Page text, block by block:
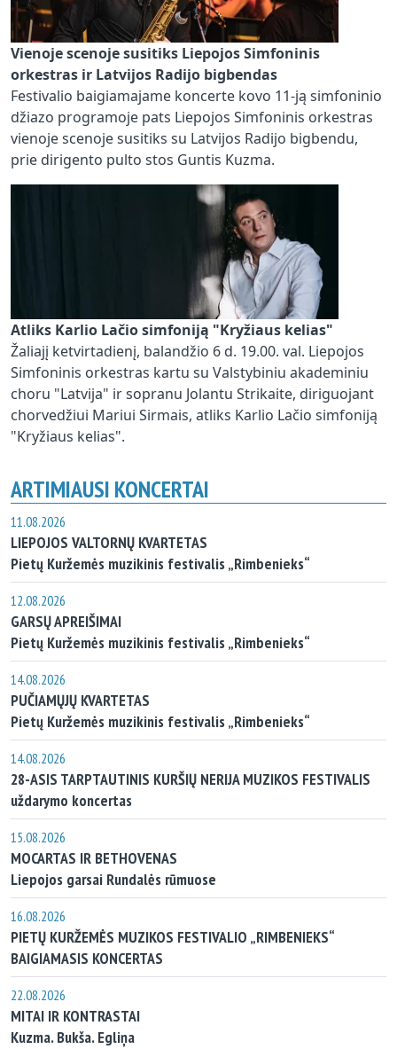
Vienoje scenoje susitiks Liepojos Simfoninis
orkestras ir Latvijos Radijo bigbendas
Festivalio baigiamajame koncerte kovo 11-ją simfoninio
džiazo programoje pats Liepojos Simfoninis orkestras
vienoje scenoje susitiks su Latvijos Radijo bigbendu,
prie dirigento pulto stos Guntis Kuzma.
Atliks Karlio Lačio simfoniją "Kryžiaus kelias"
Žaliajį ketvirtadienį, balandžio 6 d. 19.00. val. Liepojos
Simfoninis orkestras kartu su Valstybiniu akademiniu
choru "Latvija" ir sopranu Jolantu Strikaite, diriguojant
chorvedžiui Mariui Sirmais, atliks Karlio Lačio simfoniją
"Kryžiaus kelias".
ARTIMIAUSI KONCERTAI
11.08.2026
LIEPOJOS VALTORNŲ KVARTETAS
Pietų Kuržemės muzikinis festivalis „Rimbenieks“
12.08.2026
GARSŲ APREIŠIMAI
Pietų Kuržemės muzikinis festivalis „Rimbenieks“
14.08.2026
PUČIAMŲJŲ KVARTETAS
Pietų Kuržemės muzikinis festivalis „Rimbenieks“
14.08.2026
28-ASIS TARPTAUTINIS KURŠIŲ NERIJA MUZIKOS FESTIVALIS
uždarymo koncertas
15.08.2026
MOCARTAS IR BETHOVENAS
Liepojos garsai Rundalės rūmuose
16.08.2026
PIETŲ KURŽEMĖS MUZIKOS FESTIVALIO „RIMBENIEKS“
BAIGIAMASIS KONCERTAS
22.08.2026
MITAI IR KONTRASTAI
Kuzma. Bukša. Egliņa